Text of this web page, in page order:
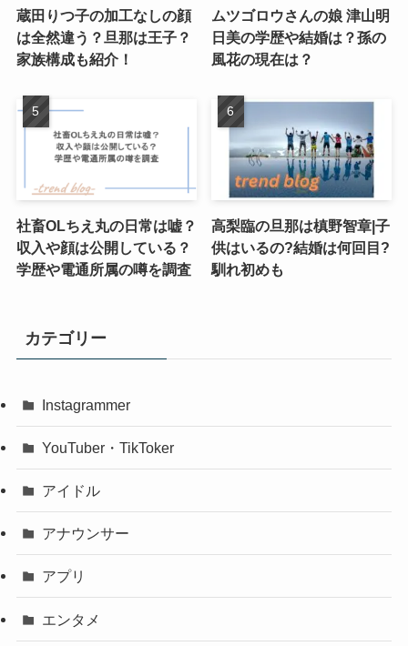
蔵田りつ子の加工なしの顔
は全然違う？旦那は王子？
家族構成も紹介！
ムツゴロウさんの娘 津山明
日美の学歴や結婚は？孫の
風花の現在は？
社畜OLちえ丸の日常は嘘？
収入や顔は公開している？
学歴や電通所属の噂を調査
高梨臨の旦那は槙野智章|子
供はいるの?結婚は何回目?
馴れ初めも
カテゴリー
Instagrammer
YouTuber・TikToker
アイドル
アナウンサー
アプリ
エンタメ